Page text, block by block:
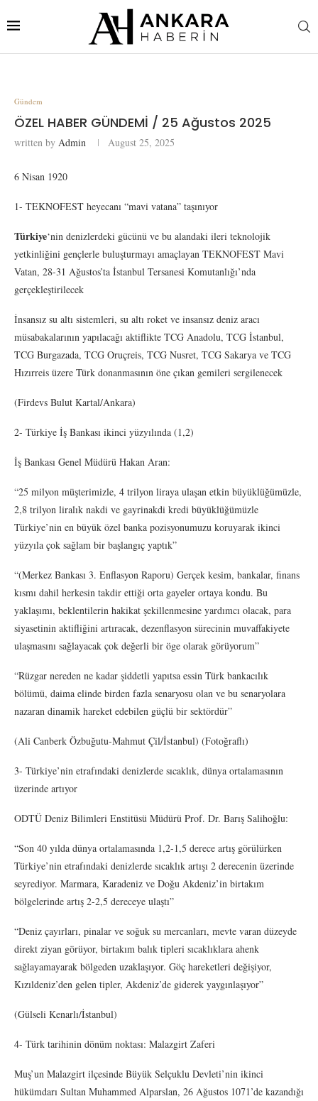
Gündem
ÖZEL HABER GÜNDEMİ / 25 Ağustos 2025
written by Admin August 25, 2025
6 Nisan 1920
1- TEKNOFEST heyecanı “mavi vatana” taşınıyor
Türkiye‘nin denizlerdeki gücünü ve bu alandaki ileri teknolojik
yetkinliğini gençlerle buluşturmayı amaçlayan TEKNOFEST Mavi
Vatan, 28-31 Ağustos’ta İstanbul Tersanesi Komutanlığı’nda
gerçekleştirilecek
İnsansız su altı sistemleri, su altı roket ve insansız deniz aracı
müsabakalarının yapılacağı aktiflikte TCG Anadolu, TCG İstanbul,
TCG Burgazada, TCG Oruçreis, TCG Nusret, TCG Sakarya ve TCG
Hızırreis üzere Türk donanmasının öne çıkan gemileri sergilenecek
(Firdevs Bulut Kartal/Ankara)
2- Türkiye İş Bankası ikinci yüzyılında (1,2)
İş Bankası Genel Müdürü Hakan Aran:
“25 milyon müşterimizle, 4 trilyon liraya ulaşan etkin büyüklüğümüzle,
2,8 trilyon liralık nakdi ve gayrinakdi kredi büyüklüğümüzle
Türkiye’nin en büyük özel banka pozisyonumuzu koruyarak ikinci
yüzyıla çok sağlam bir başlangıç yaptık”
“(Merkez Bankası 3. Enflasyon Raporu) Gerçek kesim, bankalar, finans
kısmı dahil herkesin takdir ettiği orta gayeler ortaya kondu. Bu
yaklaşımı, beklentilerin hakikat şekillenmesine yardımcı olacak, para
siyasetinin aktifliğini artıracak, dezenflasyon sürecinin muvaffakiyete
ulaşmasını sağlayacak çok değerli bir öge olarak görüyorum”
“Rüzgar nereden ne kadar şiddetli yapıtsa essin Türk bankacılık
bölümü, daima elinde birden fazla senaryosu olan ve bu senaryolara
nazaran dinamik hareket edebilen güçlü bir sektördür”
(Ali Canberk Özbuğutu-Mahmut Çil/İstanbul) (Fotoğraflı)
3- Türkiye’nin etrafındaki denizlerde sıcaklık, dünya ortalamasının
üzerinde artıyor
ODTÜ Deniz Bilimleri Enstitüsü Müdürü Prof. Dr. Barış Salihoğlu:
“Son 40 yılda dünya ortalamasında 1,2-1,5 derece artış görülürken
Türkiye’nin etrafındaki denizlerde sıcaklık artışı 2 derecenin üzerinde
seyrediyor. Marmara, Karadeniz ve Doğu Akdeniz’in birtakım
bölgelerinde artış 2-2,5 dereceye ulaştı”
“Deniz çayırları, pinalar ve soğuk su mercanları, mevte varan düzeyde
direkt ziyan görüyor, birtakım balık tipleri sıcaklıklara ahenk
sağlayamayarak bölgeden uzaklaşıyor. Göç hareketleri değişiyor,
Kızıldeniz’den gelen tipler, Akdeniz’de giderek yaygınlaşıyor”
(Gülseli Kenarlı/İstanbul)
4- Türk tarihinin dönüm noktası: Malazgirt Zaferi
Muş’un Malazgirt ilçesinde Büyük Selçuklu Devleti’nin ikinci
hükümdarı Sultan Muhammed Alparslan, 26 Ağustos 1071’de kazandığı